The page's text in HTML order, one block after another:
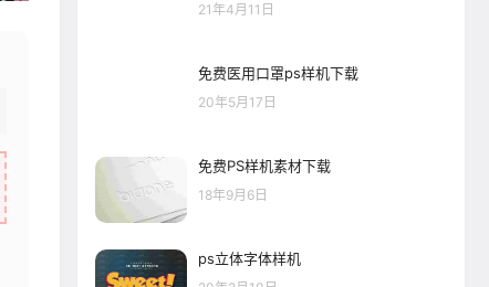
21年4月11日
免费医用口罩ps样机下载
20年5月17日
免费PS样机素材下载
18年9月6日
ps立体字体样机